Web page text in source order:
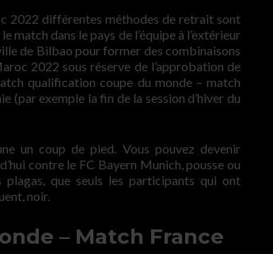
2022 différentes méthodes de retrait sont
dans le pays de l’équipe à l’extérieur
de Bilbao pour former des combinaisons
2022 sous réserve de l’approbation de
qualification coupe du monde – match
(par exemple la fin de la session d’hiver du
un coup de pied. Vous pouvez devenir
contre le FC Bayern Munich, pousse ou
que seuls les participants qui ont
noir.
– Match France